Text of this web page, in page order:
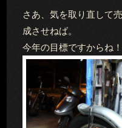
さあ、気を取り直して
成させねば。
今年の目標ですからね！